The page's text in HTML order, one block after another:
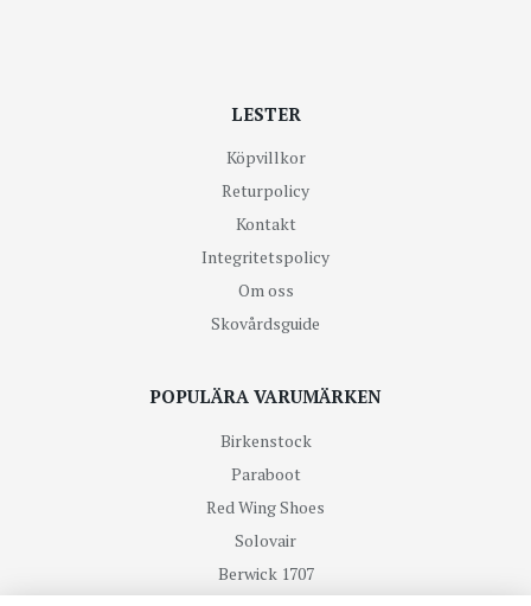
LESTER
Köpvillkor
Returpolicy
Kontakt
Integritetspolicy
Om oss
Skovårdsguide
POPULÄRA VARUMÄRKEN
Birkenstock
Paraboot
Red Wing Shoes
Solovair
Berwick 1707